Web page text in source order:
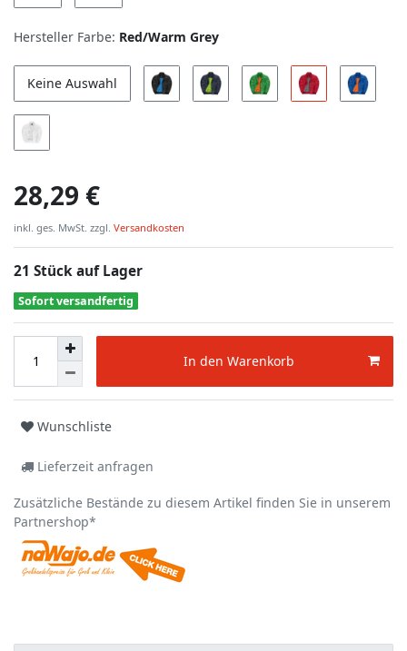
Hersteller Farbe: Red/Warm Grey
Keine Auswahl
28,29 €
inkl. ges. MwSt. zzgl. Versandkosten
21 Stück auf Lager
Sofort versandfertig
In den Warenkorb
Wunschliste
Lieferzeit anfragen
Zusätzliche Bestände zu diesem Artikel finden Sie in unserem
Partnershop*